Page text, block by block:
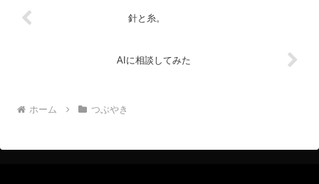
針と糸。
AIに相談してみた
ホーム つぶやき